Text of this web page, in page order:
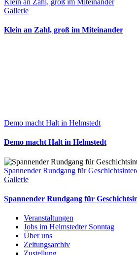
Gallerie
Klein an Zahl, groß im Miteinander
Demo macht Halt in Helmstedt
Demo macht Halt in Helmstedt
Spannender Rundgang für
Gallerie
Spannender Rundgang für
Veranstaltungen
Jobs im Helmstedter Sonntag
Über uns
Zeitungsarchiv